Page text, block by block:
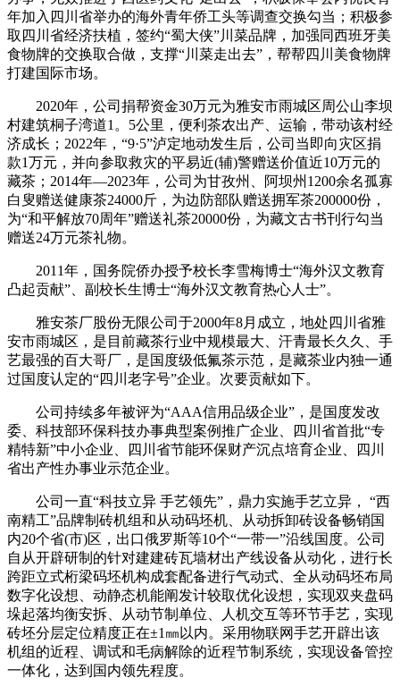
年加入四川省举办的海外青年侨工头等调查交换勾当；积极参
取四川省经济扶植，签约“蜀大侠”川菜品牌，加强同西班牙美
食物牌的交换取合做，支撑“川菜走出去”，帮帮四川美食物牌
打建国际市场。
2020年，公司捐帮资金30万元为雅安市雨城区周公山李坝
村建筑桐子湾道1。5公里，便利茶农出产、运输，带动该村经
济成长；2022年，“9·5”泸定地动发生后，公司当即向灾区捐
款1万元，并向参取救灾的平易近(辅)警赠送价值近10万元的
藏茶；2014年—2023年，公司为甘孜州、阿坝州1200余名孤寡
白叟赠送健康茶24000斤，为边防部队赠送拥军茶200000份，
为“和平解放70周年”赠送礼茶20000份，为藏文古书刊行勾当
赠送24万元茶礼物。
2011年，国务院侨办授予校长李雪梅博士“海外汉文教育
凸起贡献”、副校长生博士“海外汉文教育热心人士”。
雅安茶厂股份无限公司于2000年8月成立，地处四川省雅
安市雨城区，是目前藏茶行业中规模最大、汗青最长久久、手
艺最强的百大哥厂，是国度级低氟茶示范，是藏茶业内独一通
过国度认定的“四川老字号”企业。次要贡献如下。
公司持续多年被评为“AAA信用品级企业”，是国度发改
委、科技部环保科技办事典型案例推广企业、四川省首批“专
精特新”中小企业、四川省节能环保财产沉点培育企业、四川
省出产性办事业示范企业。
公司一直“科技立异 手艺领先”，鼎力实施手艺立异， “西
南精工”品牌制砖机组和从动码坯机、从动拆卸砖设备畅销国
内20个省(市)区，出口俄罗斯等10个“一带一”沿线国度。公司
自从开辟研制的针对建建砖瓦墙材出产线设备从动化，进行长
跨距立式桁梁码坯机构成套配备进行气动式、全从动码坯布局
数字化设想、动静态机能阐发计较取优化设想，实现双夹盘码
垛起落均衡安拆、从动节制单位、人机交互等环节手艺，实现
砖坯分层定位精度正在±1㎜以内。采用物联网手艺开辟出该
机组的近程、调试和毛病解除的近程节制系统，实现设备管控
一体化，达到国内领先程度。